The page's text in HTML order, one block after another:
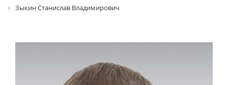
Зыкин Станислав Владимирович